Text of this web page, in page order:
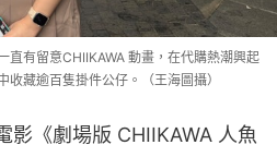
直有留意CHIIKAWA 動畫，在代購熱潮興起
藏逾百隻掛件公仔。（王海圖攝）
影《劇場版 CHIIKAWA 人魚